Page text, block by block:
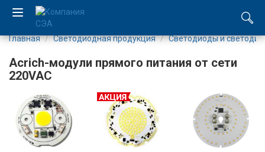
UA
Компания
Каталог
Главная Светодиодная продукция Светодиоды и
Acrich-модули прямого питания от сети
220VAC